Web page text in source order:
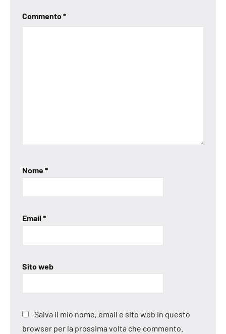
Commento*
Nome*
Email *
Sito web
Salva il mio nome, email e sito web in questo
browser per la prossima volta che commento.